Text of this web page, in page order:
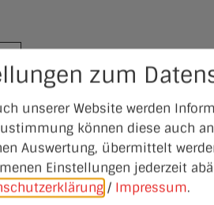
– Teil 2 Treffpunkt:
zum
unserer Website werden
können diese auch
Auswertung, übermittelt
Einstellungen jederzeit
/ Impressum.